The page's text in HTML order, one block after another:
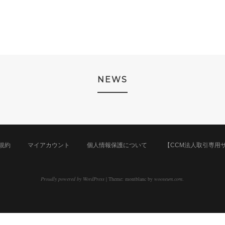
NEWS
約 マイアカウント 個人情報保護について 【CCM法人取引専用
Proudly powered by WordPress |Theme: montblanc by wooseum.com